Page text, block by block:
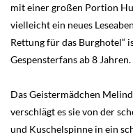
mit einer großen Portion
vielleicht ein neues
Rettung für das Burghotel“
Gespensterfans ab 8 Jahren.
Das Geistermädchen
verschlägt es sie von der
und Kuschelspinne in ein